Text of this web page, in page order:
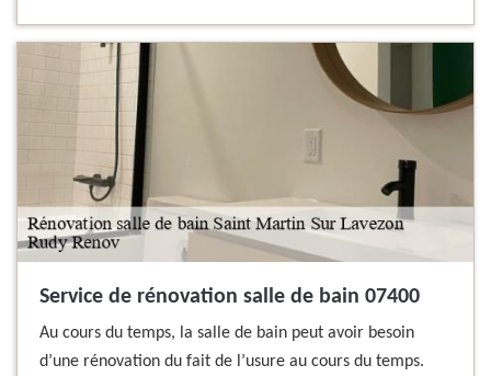
Service de rénovation salle de bain 07400
Au cours du temps, la salle de bain peut avoir besoin
d’une rénovation du fait de l’usure au cours du temps.